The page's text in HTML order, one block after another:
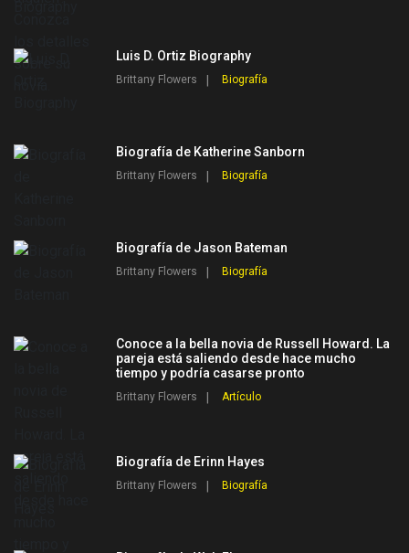
Luis D. Ortiz Biography
Brittany Flowers Biografía
Biografía de Katherine Sanborn
Brittany Flowers Biografía
Biografía de Jason Bateman
Brittany Flowers Biografía
Conoce a la bella novia de Russell Howard. La
pareja está saliendo desde hace mucho
tiempo y podría casarse pronto
Brittany Flowers Artículo
Biografía de Erinn Hayes
Brittany Flowers Biografía